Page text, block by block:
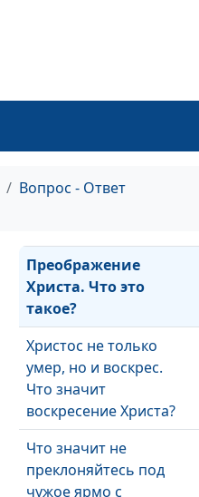
Вопрос - Ответ
Большие и малые
Почему их так
Преображение
Христа. Что это
такое?
Христос не только
умер, но и воскрес.
Что значит
воскресение Христа?
Что значит не
преклоняйтесь под
чужое ярмо с